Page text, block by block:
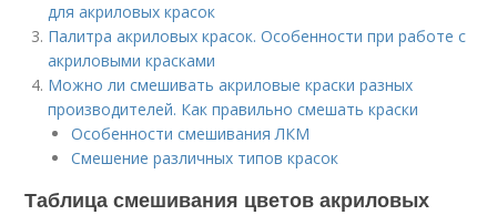
для акриловых красок
Палитра акриловых красок. Особенности при работе с
акриловыми красками
Можно ли смешивать акриловые краски разных
производителей. Как правильно смешать краски
Особенности смешивания ЛКМ
Смешение различных типов красок
Таблица смешивания цветов акриловых